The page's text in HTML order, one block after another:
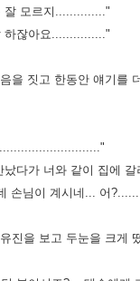
잘 모르지.............."
하잖아요..............."
을 짓고 한동안 얘기를
다가 너와 같이 집에
손님이 계시네... 어
진을 보고 두눈을 크게